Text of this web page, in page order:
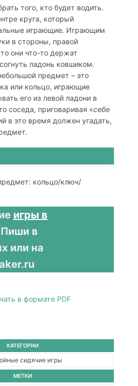
того, кто будет водить.
круга, который
играющие. Играющим
в стороны, правой
они что-то держат
ладонь ковшиком.
предмет – это
или кольцо, играющие
его из левой ладони в
соседа, приговаривая «себе
в это время должен угадать,
кольцо/ключ/
игры в
Пиши в
или на
в формате PDF
КАТЕГОРИИ
сидячие игры
МЕТКИ